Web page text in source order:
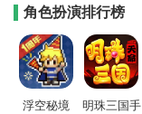
角色扮演排行榜
浮空秘境
明珠三国手